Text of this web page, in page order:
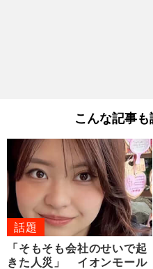
こんな記事
話題
「そもそも会社のせいで起
きた人災」 イオンモール